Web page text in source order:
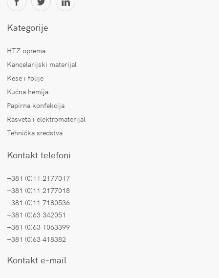
Kategorije
HTZ oprema
Kancelarijski materijal
Kese i folije
Kućna hemija
Papirna konfekcija
Rasveta i elektromaterijal
Tehnička sredstva
Kontakt telefoni
+381 (0)11 2177017
+381 (0)11 2177018
+381 (0)11 7180536
+381 (0)63 342051
+381 (0)63 1063399
+381 (0)63 418382
Kontakt e-mail